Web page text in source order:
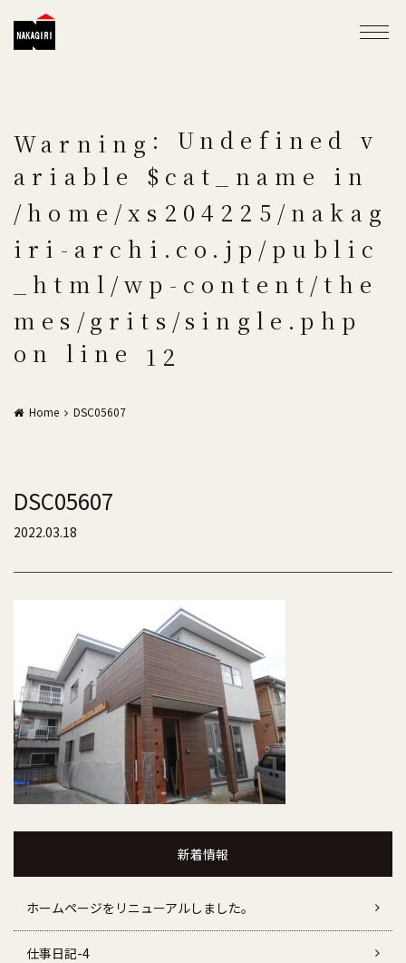
Warning : Undefined v
ariable $cat_name in
/home/xs204225/nakag
iri-archi.co.jp/public
_html/wp-content/the
mes/grits/single.php
on line 12
Home DSC05607
DSC05607
2022.03.18
新着情報
ホームページをリニューアルしました。
仕事日記-4